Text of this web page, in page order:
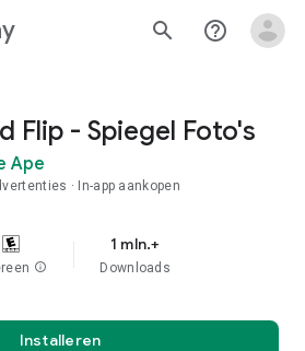
search help_outline
Flip - Spiegel Foto's
Ape
In-app aankopen
info
1 mln.+
Downloads
Installeren